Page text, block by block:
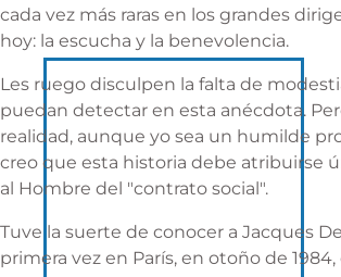
cada vez más raras en los grandes
hoy: la escucha y la benevolencia.
Les ruego disculpen la falta de
puedan detectar en esta anécdota.
realidad, aunque yo sea un humilde
creo que esta historia debe atribuirse
al Hombre del "contrato social".
Tuve la suerte de conocer a Jacques
primera vez en París, en otoño de